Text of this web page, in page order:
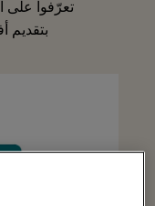
تعرّفوا على
بتقديم